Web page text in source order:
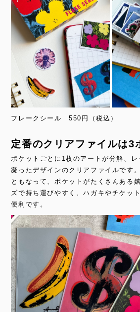
フレークシール 550円（税込）
定番のクリアファイルは3
ポケットごとに1枚のアートが分解、
凝ったデザインのクリアファイルです
ともなって、ポケットがたくさんある
ズで持ち運びやすく、ハガキやチケッ
便利です。